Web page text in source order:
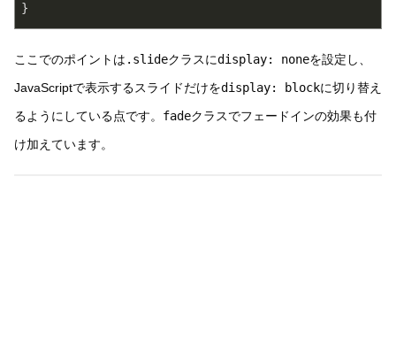
}
ここでのポイントは .slideクラスにdisplay: noneを設定し、
JavaScriptで表示するスライドだけをdisplay: blockに切り替え
るようにしている点です。 fadeクラスでフェードインの効果も付
け加えています。